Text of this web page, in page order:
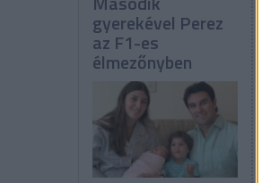
gyerekével Perez
az F1-es
élmezőnyben